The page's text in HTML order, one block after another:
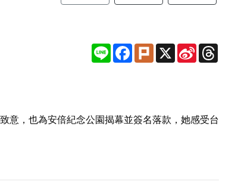
Line Facebook
Plurk X
Sina
Weibo
意，也為安倍紀念公園揭幕並簽名落款，她感受台